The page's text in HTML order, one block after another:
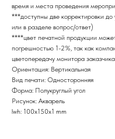
время и места проведения
***доступны две корректировки
или в разделе вопрос/ответ)
****цвет печатной продукции
погрешностью 1-2%, так как
цветопередачу монитора
Ориентация: Вертикальная
Вид печати: Односторонняя
Форма: Полукруглый угол
Рисунок: Акварель
lwh: 100x150x1 mm